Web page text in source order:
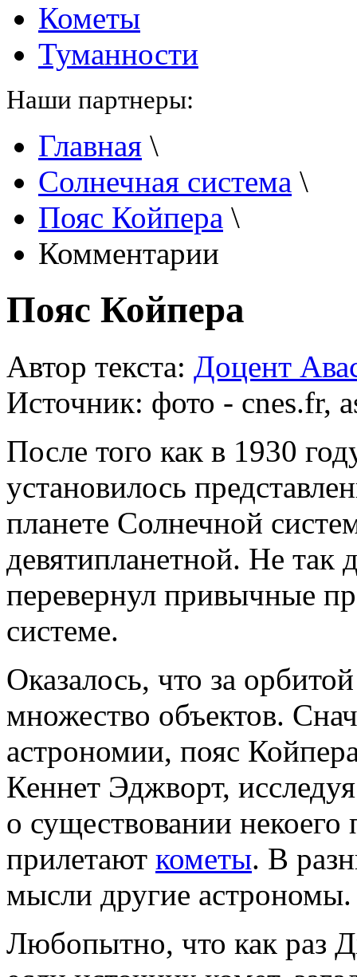
Кометы
Туманности
Наши партнеры:
Главная \
Солнечная система \
Пояс Койпера \
Комментарии
Пояс Койпера
Автор текста: Доцент
Источник: фото - cnes.fr,
После того как в 1930
установилось
планете Солнечной
девятипланетной. Не так
перевернул привычные
системе.
Оказалось, что за
множество объектов.
астрономии, пояс
Кеннет Эджворт,
о существовании некоего
прилетают кометы. В
мысли другие астрономы.
Любопытно, что как раз